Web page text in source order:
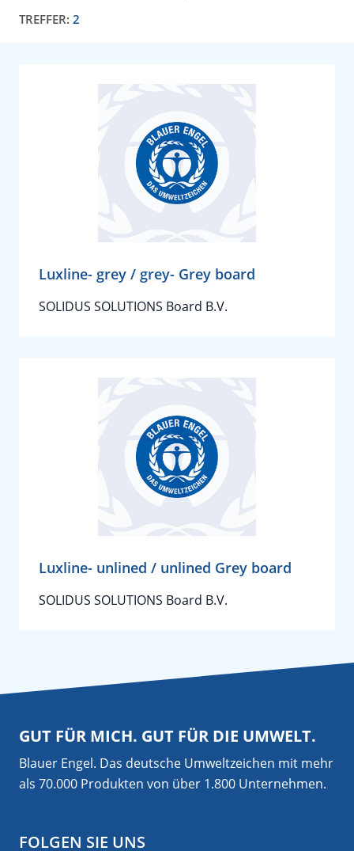
TREFFER: 2
Luxline- grey / grey- Grey board
SOLIDUS SOLUTIONS Board B.V.
Luxline- unlined / unlined Grey board
SOLIDUS SOLUTIONS Board B.V.
GUT FÜR MICH. GUT FÜR DIE UMWELT.
Blauer Engel. Das deutsche Umweltzeichen mit mehr
als 70.000 Produkten von über 1.800 Unternehmen.
FOLGEN SIE UNS